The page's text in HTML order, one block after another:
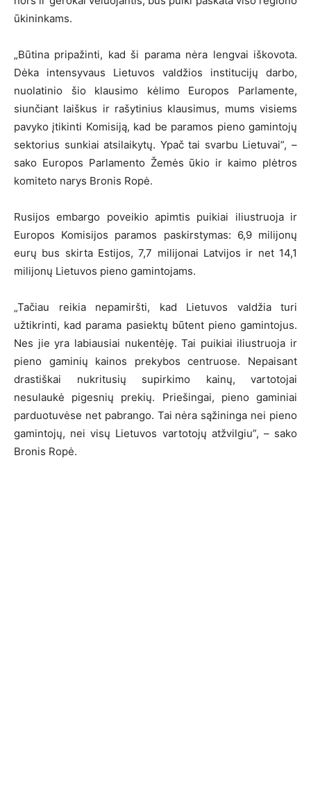
ūkininkams.
„Būtina pripažinti, kad ši parama nėra lengvai iškovota.
Dėka intensyvaus Lietuvos valdžios institucijų darbo,
nuolatinio šio klausimo kėlimo Europos Parlamente,
siunčiant laiškus ir rašytinius klausimus, mums visiems
pavyko įtikinti Komisiją, kad be paramos pieno gamintojų
sektorius sunkiai atsilaikytų. Ypač tai svarbu Lietuvai”, –
sako Europos Parlamento Žemės ūkio ir kaimo plėtros
komiteto narys Bronis Ropė.
Rusijos embargo poveikio apimtis puikiai iliustruoja ir
Europos Komisijos paramos paskirstymas: 6,9 milijonų
eurų bus skirta Estijos, 7,7 milijonai Latvijos ir net 14,1
milijonų Lietuvos pieno gamintojams.
„Tačiau reikia nepamiršti, kad Lietuvos valdžia turi
užtikrinti, kad parama pasiektų būtent pieno gamintojus.
Nes jie yra labiausiai nukentėję. Tai puikiai iliustruoja ir
pieno gaminių kainos prekybos centruose. Nepaisant
drastiškai nukritusių supirkimo kainų, vartotojai
nesulaukė pigesnių prekių. Priešingai, pieno gaminiai
parduotuvėse net pabrango. Tai nėra sąžininga nei pieno
gamintojų, nei visų Lietuvos vartotojų atžvilgiu”, – sako
Bronis Ropė.